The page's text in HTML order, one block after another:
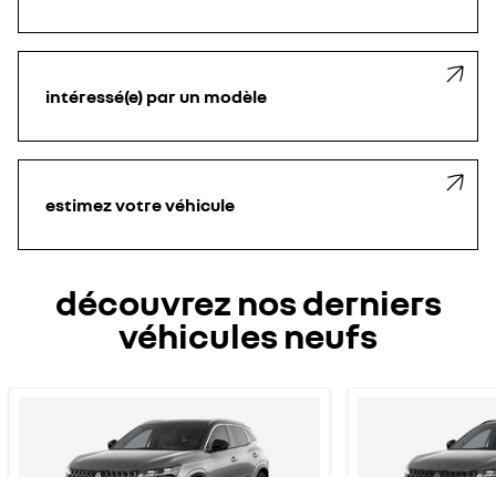
intéressé(e) par un modèle
estimez votre véhicule
découvrez nos derniers
véhicules neufs